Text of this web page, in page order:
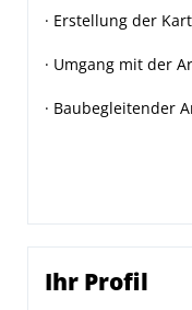
· Erstellung der
· Umgang mit der
· Baubegleitender
Ihr Profil